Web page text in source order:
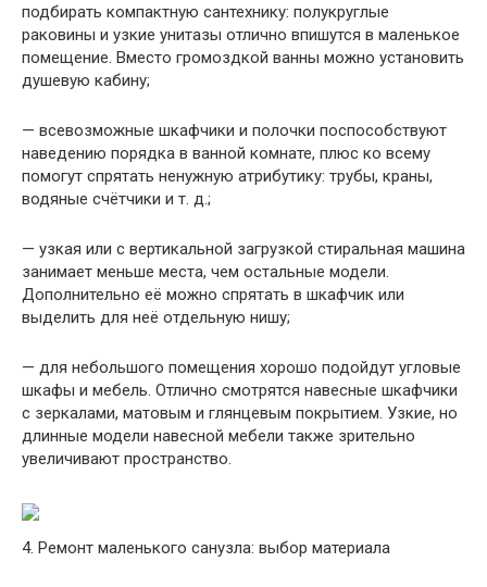
подбирать компактную сантехнику: полукруглые
раковины и узкие унитазы отлично впишутся в маленькое
помещение. Вместо громоздкой ванны можно установить
душевую кабину;
— всевозможные шкафчики и полочки поспособствуют
наведению порядка в ванной комнате, плюс ко всему
помогут спрятать ненужную атрибутику: трубы, краны,
водяные счётчики и т. д.;
— узкая или с вертикальной загрузкой стиральная машина
занимает меньше места, чем остальные модели.
Дополнительно её можно спрятать в шкафчик или
выделить для неё отдельную нишу;
— для небольшого помещения хорошо подойдут угловые
шкафы и мебель. Отлично смотрятся навесные шкафчики
с зеркалами, матовым и глянцевым покрытием. Узкие, но
длинные модели навесной мебели также зрительно
увеличивают пространство.
4. Ремонт маленького санузла: выбор материала